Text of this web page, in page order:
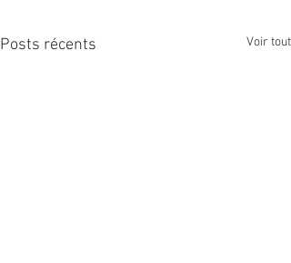
Posts récents Voir tout